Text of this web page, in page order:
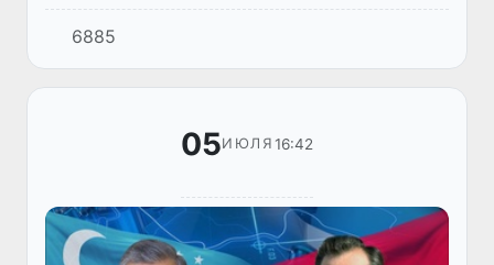
Мирзиёева с Президентом Российской
Федерации Владимиром Путиным.
6885
05ИЮЛЯ 16:42